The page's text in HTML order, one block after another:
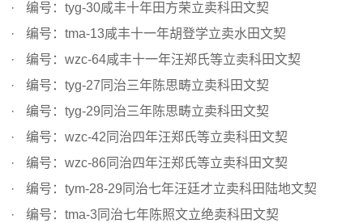
编号：tyg-30咸丰十年田方荣立卖科田文契
编号：tma-13咸丰十一年胡登学立卖水田文契
编号：wzc-64咸丰十一年汪郑氏等立卖科田文契
编号：tyg-27同治三年陈思畴立卖科田文契
编号：tyg-29同治三年陈思畴立卖科田文契
编号：wzc-42同治四年汪郑氏等立卖科田文契
编号：wzc-86同治四年汪郑氏等立卖科田文契
编号：tym-28-29同治七年汪廷才立卖科田陆地文契
编号：tma-3同治七年陈照文立绝卖科田文契